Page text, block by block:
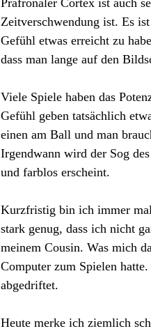
Präfronaler Cortex ist auch
Zeitverschwendung ist. Es
Gefühl etwas erreicht zu
dass man lange auf den
Viele Spiele haben das
Gefühl geben tatsächlich
einen am Ball und man
Irgendwann wird der Sog
und farblos erscheint.
Kurzfristig bin ich immer
stark genug, dass ich nicht
meinem Cousin. Was mich
Computer zum Spielen
abgedriftet.
Heute merke ich ziemlich